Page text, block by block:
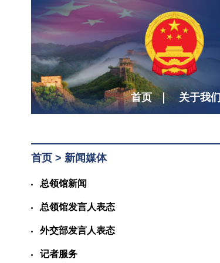
首页 关于我们
首页 > 新闻媒体
总领馆新闻
总领馆发言人表态
外交部发言人表态
记者服务